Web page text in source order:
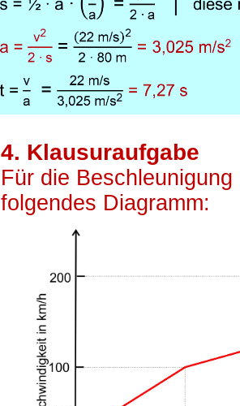
4. Klausuraufgabe
Für die
folgendes Diagramm: